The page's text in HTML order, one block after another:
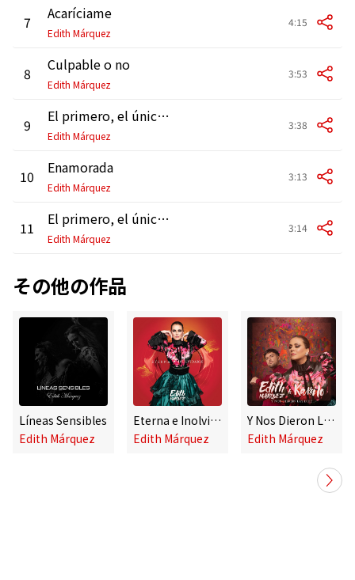
7 Acaríciame
Edith Márquez
4:15
8 Culpable o no
Edith Márquez
3:53
9 El primero, el único, el último
Edith Márquez
3:38
10 Enamorada
Edith Márquez
3:13
11 El primero, el único, el último
Edith Márquez
3:14
その他の作品
Líneas Sensibles
Edith Márquez
Eterna e Inolvidable
Edith Márquez
Y Nos Dieron Las Diez
Edith Márquez